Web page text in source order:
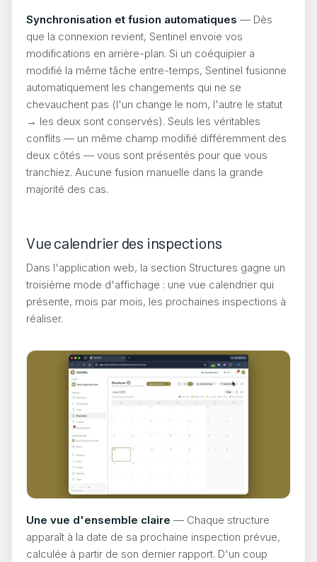
Synchronisation et fusion automatiques — Dès
que la connexion revient, Sentinel envoie vos
modifications en arrière-plan. Si un coéquipier a
modifié la même tâche entre-temps, Sentinel fusionne
automatiquement les changements qui ne se
chevauchent pas (l'un change le nom, l'autre le statut
→ les deux sont conservés). Seuls les véritables
conflits — un même champ modifié différemment des
deux côtés — vous sont présentés pour que vous
tranchiez. Aucune fusion manuelle dans la grande
majorité des cas.
Vue calendrier des inspections
Dans l'application web, la section Structures gagne un
troisième mode d'affichage : une vue calendrier qui
présente, mois par mois, les prochaines inspections à
réaliser.
Une vue d'ensemble claire — Chaque structure
apparaît à la date de sa prochaine inspection prévue,
calculée à partir de son dernier rapport. D'un coup